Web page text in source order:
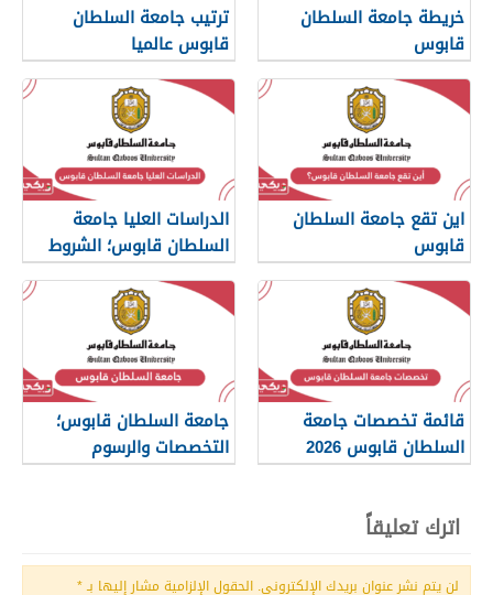
خريطة جامعة السلطان
قابوس
ترتيب جامعة السلطان
قابوس عالميا
اين تقع جامعة السلطان
قابوس
الدراسات العليا جامعة
السلطان قابوس؛ الشروط
والتخصصات
قائمة تخصصات جامعة
السلطان قابوس 2026
جامعة السلطان قابوس؛
التخصصات والرسوم
والكليات
اترك تعليقاً
لن يتم نشر عنوان بريدك الإلكتروني. الحقول الإلزامية مشار إليها بـ*